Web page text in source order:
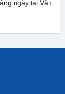
ngày tại Văn